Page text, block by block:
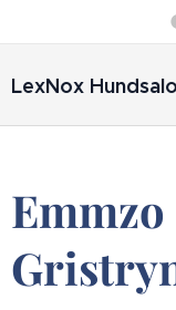
LexNox
Emmzo